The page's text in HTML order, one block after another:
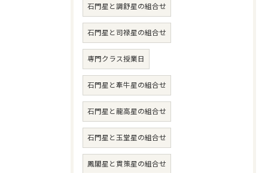
石門星と調舒星の組合せ
石門星と司禄星の組合せ
専門クラス授業日
石門星と牽牛星の組合せ
石門星と龍高星の組合せ
石門星と玉堂星の組合せ
鳳閣星と貫策星の組合せ